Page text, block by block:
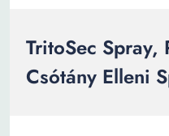
TritoSec
Csótány Elleni